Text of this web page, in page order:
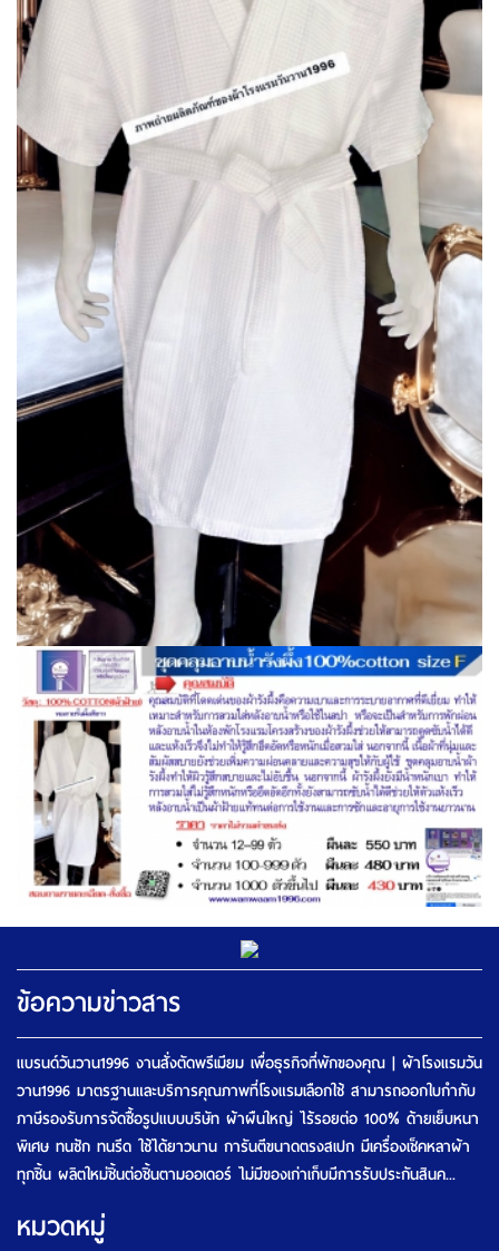
ข้อความข่าวสาร
แบรนด์วันวาน1996 งานสั่งตัดพรีเมียม เพื่อธุรกิจที่พักของคุณ | ผ้าโรงแรมวัน
วาน1996 มาตรฐานและบริการคุณภาพที่โรงแรมเลือกใช้ สามารถออกใบกำกับ
ภาษีรองรับการจัดซื้อรูปแบบบริษัท ผ้าผืนใหญ่ ไร้รอยต่อ 100% ด้ายเย็บหนา
พิเศษ ทนซัก ทนรีด ใช้ได้ยาวนาน การันตีขนาดตรงสเปก มีเครื่องเช็คหลาผ้า
ทุกชิ้น ผลิตใหม่ชิ้นต่อชิ้นตามออเดอร์ ไม่มีของเก่าเก็บมีการรับประกันสินค...
หมวดหมู่